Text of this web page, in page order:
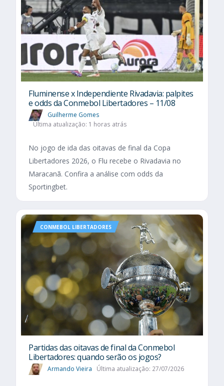
Fluminense x Independiente Rivadavia: palpites
e odds da Conmebol Libertadores – 11/08
Guilherme Gomes
Última atualização: 1 horas atrás
No jogo de ida das oitavas de final da Copa
Libertadores 2026, o Flu recebe o Rivadavia no
Maracanã. Confira a análise com odds da
Sportingbet.
CONMEBOL LIBERTADORES
Partidas das oitavas de final da Conmebol
Libertadores: quando serão os jogos?
Armando Vieira Última atualização: 27/07/2026